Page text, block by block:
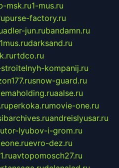
msk.ru1-mus.ru
purse-factory.ru
adler-jun.rubandamn.ru
1mus.rudarksand.ru
rtdco.ru
kompanij.ru
snow-guard.ru
aalse.ru
perkoka.rumovie-one.ru
andreislyusar.ru
tor-lyubov-i-grom.ru
evro-dez.ru
avtopomosch27.ru